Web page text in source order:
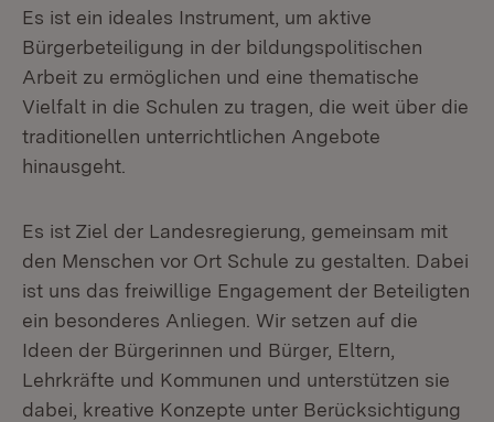
Es ist ein ideales Instrument, um aktive
Bürgerbeteiligung in der bildungspolitischen
Arbeit zu ermöglichen und eine thematische
Vielfalt in die Schulen zu tragen, die weit über die
traditionellen unterrichtlichen Angebote
hinausgeht.
Es ist Ziel der Landesregierung, gemeinsam mit
den Menschen vor Ort Schule zu gestalten. Dabei
ist uns das freiwillige Engagement der Beteiligten
ein besonderes Anliegen. Wir setzen auf die
Ideen der Bürgerinnen und Bürger, Eltern,
Lehrkräfte und Kommunen und unterstützen sie
dabei, kreative Konzepte unter Berücksichtigung